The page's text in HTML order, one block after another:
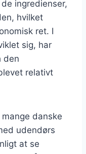
ingredienser,
hvilket
ret. I
sig, har
den
relativt
danske
udendørs
at se